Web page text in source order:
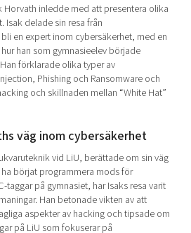
Horvath inledde med att presentera olika
Isak delade sin resa från
en expert inom cybersäkerhet, med en
han som gymnasieelev började
förklarade olika typer av
Phishing och Ransomware och
och skillnaden mellan “White Hat”
väg inom cybersäkerhet
vid LiU, berättade om sin väg
börjatprogrammera mods för
taggar på gymnasiet, har Isaks resa varit
Han betonade vikten av att
aspekter av hacking och tipsade om
på LiU som fokuserar på